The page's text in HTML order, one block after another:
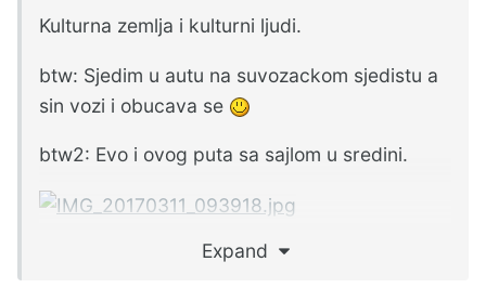
Kulturna zemlja i kulturni ljudi.
btw: Sjedim u autu na suvozackom sjedistu a
sin vozi i obucava se
btw2: Evo i ovog puta sa sajlom u sredini.
Expand